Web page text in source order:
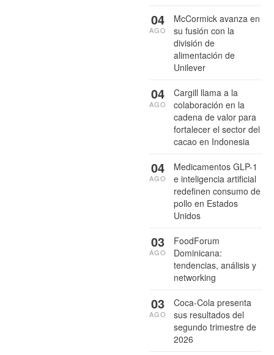
McCormick avanza en
su fusión con la
división de
alimentación de
Unilever
04
AGO
Cargill llama a la
colaboración en la
cadena de valor para
fortalecer el sector del
cacao en Indonesia
04
AGO
Medicamentos GLP-1
e inteligencia artificial
redefinen consumo de
pollo en Estados
Unidos
04
AGO
FoodForum
Dominicana:
tendencias, análisis y
networking
03
AGO
Coca-Cola presenta
sus resultados del
segundo trimestre de
2026
03
AGO